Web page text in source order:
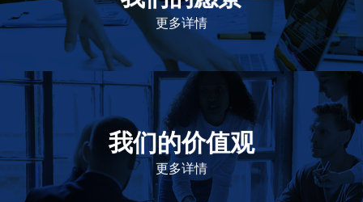
更多详情
及的药物，传递我们的价值。
我们的价值观
更多详情
我们的价值观是爱施健存立和发展的基石。集团上下以
此为指引，为实现集团目标而共同奋斗。